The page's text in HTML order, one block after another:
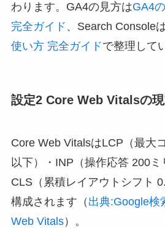
わります。GA4の見方はGA4
完全ガイド 、Search Console
使い方 完全ガイドで整理して
設定2 Core Web Vitalsの
Core Web VitalsはLCP（最大
以下）・INP（操作応答 200ミ
CLS（累積レイアウトシフト
構成されます（ 出典:Google検
Web Vitals）。